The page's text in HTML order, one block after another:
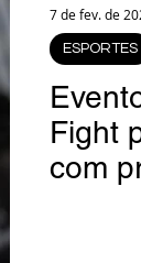
Fight
com
ESPORTES
7 de fev. de